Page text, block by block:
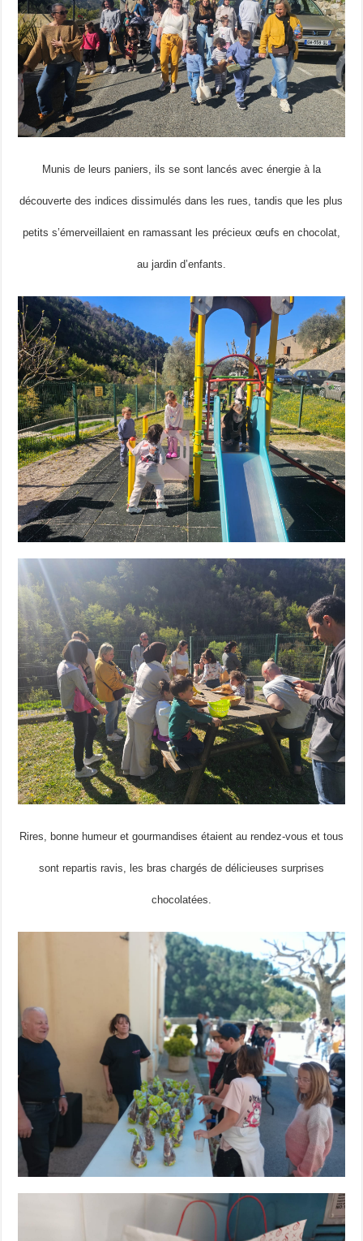
Munis de leurs paniers, ils se sont lancés avec énergie à la
découverte des indices dissimulés dans les rues, tandis que les plus
petits s’émerveillaient en ramassant les précieux œufs en chocolat,
au jardin d’enfants.
Rires, bonne humeur et gourmandises étaient au rendez-vous et tous
sont repartis ravis, les bras chargés de délicieuses surprises
chocolatées.